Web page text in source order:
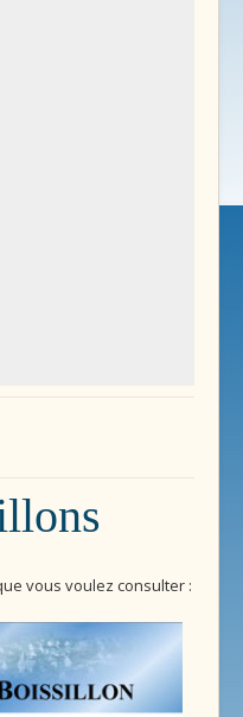
vous voulez consulter :